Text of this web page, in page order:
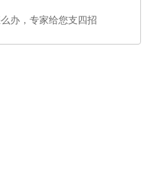
办，专家给您支四招